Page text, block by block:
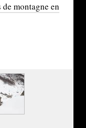
montagne en